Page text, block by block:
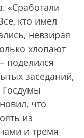
«Сработали
кто имел
невзирая
хлопают
поделился
заседаний,
Госдумы
что
из
и тремя